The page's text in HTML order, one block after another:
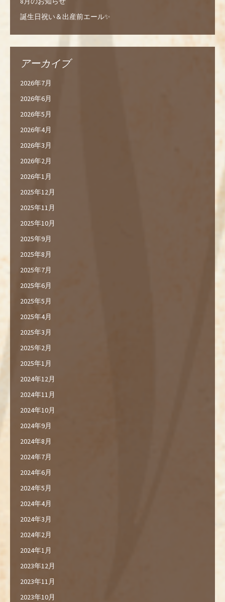
誕生日祝い＆出産前エール✨
アーカイブ
2026年7月
2026年6月
2026年5月
2026年4月
2026年3月
2026年2月
2026年1月
2025年12月
2025年11月
2025年10月
2025年9月
2025年8月
2025年7月
2025年6月
2025年5月
2025年4月
2025年3月
2025年2月
2025年1月
2024年12月
2024年11月
2024年10月
2024年9月
2024年8月
2024年7月
2024年6月
2024年5月
2024年4月
2024年3月
2024年2月
2024年1月
2023年12月
2023年11月
2023年10月